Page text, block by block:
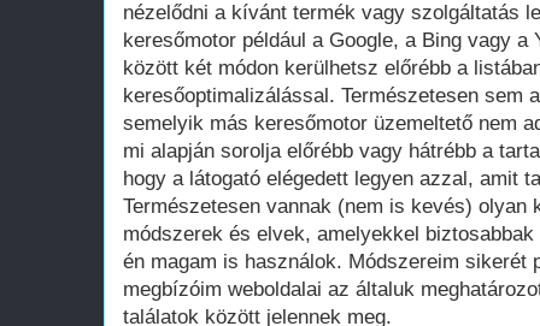
nézelődni a kívánt termék vagy szolgáltatás
keresőmotor például a Google, a Bing vagy a
között két módon kerülhetsz előrébb a
keresőoptimalizálással. Természetesen sem
semelyik más keresőmotor üzemeltető nem
mi alapján sorolja előrébb vagy hátrébb a
hogy a látogató elégedett legyen azzal, amit
Természetesen vannak (nem is kevés) olyan
módszerek és elvek, amelyekkel
én magam is használok. Módszereim sikerét
megbízóim weboldalai az általuk
találatok között jelennek meg.